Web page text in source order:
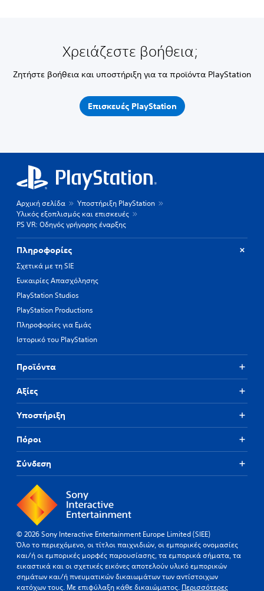
Χρειάζεστε βοήθεια;
Ζητήστε βοήθεια και υποστήριξη για τα προϊόντα PlayStation
Επισκευές PlayStation
Αρχική σελίδα
Υποστήριξη PlayStation
Υλικός εξοπλισμός και επισκευές
PS VR: Οδηγός γρήγορης έναρξης
Πληροφορίες
Σχετικά με τη SIE
Ευκαιρίες Απασχόλησης
PlayStation Studios
PlayStation Productions
Πληροφορίες για Εμάς
Ιστορικό του PlayStation
Προϊόντα
Αξίες
Υποστήριξη
Πόροι
Σύνδεση
© 2026 Sony Interactive Entertainment Europe Limited (SIEE)
Όλο το περιεχόμενο, οι τίτλοι παιχνιδιών, οι εμπορικές ονομασίες
και/ή οι εμπορικές μορφές παρουσίασης, τα εμπορικά σήματα, τα
εικαστικά και οι σχετικές εικόνες αποτελούν υλικό εμπορικών
σημάτων και/ή πνευματικών δικαιωμάτων των αντίστοιχων
κατόχων τους. Με επιφύλαξη κάθε δικαιώματος. Περισσότερες